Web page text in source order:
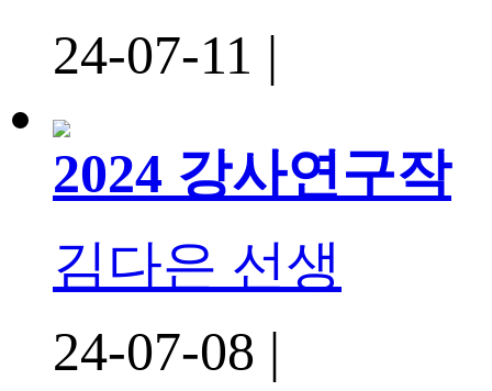
24-07-11 |
2024 강사연구작
김다은 선생
24-07-08 |